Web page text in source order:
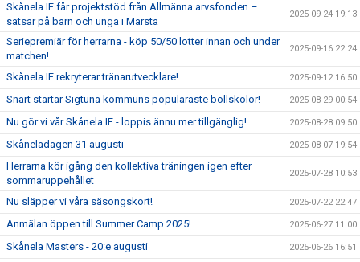
Skånela IF får projektstöd från Allmänna arvsfonden –
satsar på barn och unga i Märsta
2025-09-24 19:13
Seriepremiär för herrarna - köp 50/50 lotter innan och under
matchen!
2025-09-16 22:24
Skånela IF rekryterar tränarutvecklare! 2025-09-12 16:50
Snart startar Sigtuna kommuns populäraste bollskolor! 2025-08-29 00:54
Nu gör vi vår Skånela IF - loppis ännu mer tillgänglig! 2025-08-28 09:50
Skåneladagen 31 augusti 2025-08-07 19:54
Herrarna kör igång den kollektiva träningen igen efter
sommaruppehållet
2025-07-28 10:53
Nu släpper vi våra säsongskort! 2025-07-22 22:47
Anmälan öppen till Summer Camp 2025! 2025-06-27 11:00
Skånela Masters - 20:e augusti 2025-06-26 16:51